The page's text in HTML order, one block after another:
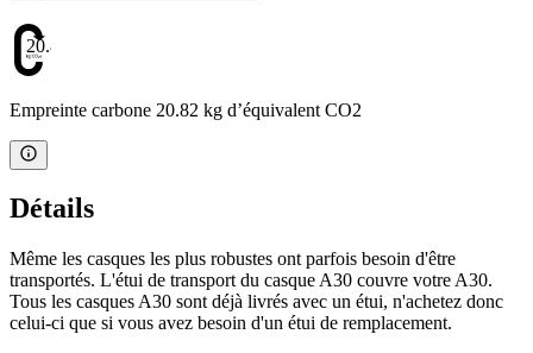
20.82
Empreinte carbone 20.82 kg d’équivalent CO2
Détails
Même les casques les plus robustes ont parfois besoin d'être
transportés. L'étui de transport du casque A30 couvre votre A30.
Tous les casques A30 sont déjà livrés avec un étui, n'achetez donc
celui-ci que si vous avez besoin d'un étui de remplacement.